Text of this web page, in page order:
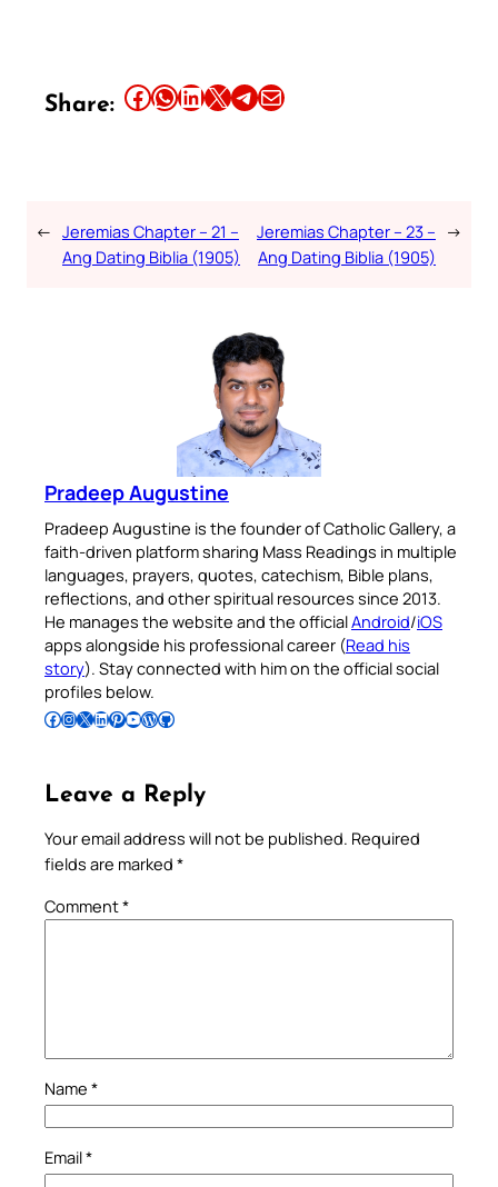
Share: Share this article on Facebook Share this article on WhatsApp Share this article on LinkedIn Share this article on X Share this article on TelegramEmail this Article
← Jeremias Chapter – 21 –
Ang Dating Biblia (1905)
Jeremias Chapter – 23 –
Ang Dating Biblia (1905)
→
Pradeep Augustine
Pradeep Augustine is the founder of Catholic Gallery, a
faith-driven platform sharing Mass Readings in multiple
languages, prayers, quotes, catechism, Bible plans,
reflections, and other spiritual resources since 2013.
He manages the website and the officialAndroid/iOS
apps alongside his professional career (Read his
story). Stay connected with him on the official social
profiles below.
Follow Pradeep on Facebook Follow Pradeep on InstagramFollow Pradeep on X Follow Pradeep on LinkedIn Follow Pradeep on Pinterest Subscribe to Pradeep’s Youtube Channel Follow Pradeep on WordPress Follow Pradeep on GitHub
Leave a Reply
Your email address will not be published. Required
fields are marked *
Comment*
Name *
Email*